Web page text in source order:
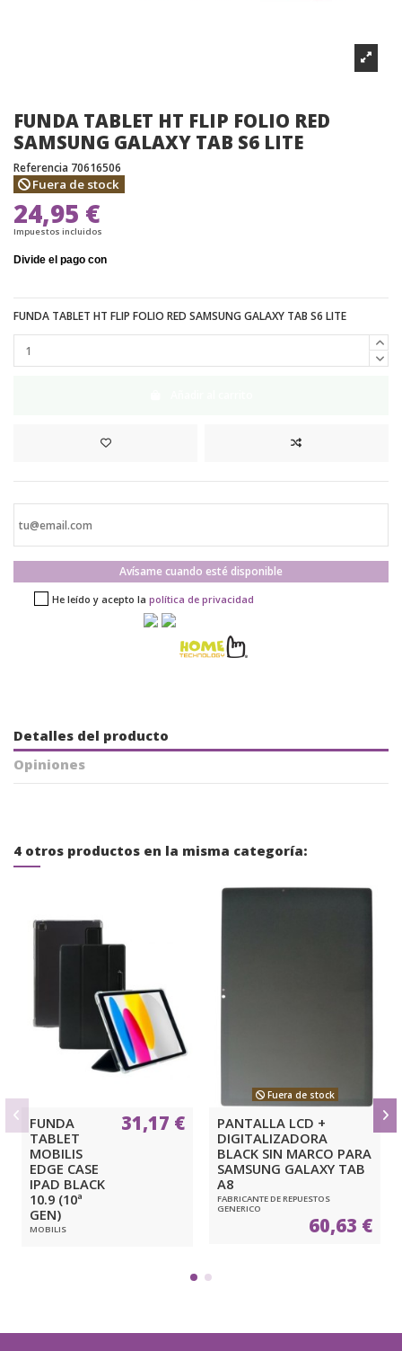
FUNDA TABLET HT FLIP FOLIO RED
SAMSUNG GALAXY TAB S6 LITE
Referencia 70616506
Fuera de stock
24,95 €
Impuestos incluidos
FUNDA TABLET HT FLIP FOLIO RED SAMSUNG GALAXY TAB S6 LITE
Avísame cuando esté disponible
He leído y acepto la política de privacidad
Detalles del producto
Opiniones
4 otros productos en la misma categoría:
FUNDA
TABLET
MOBILIS
EDGE CASE
IPAD BLACK
10.9 (10ª
GEN)
MOBILIS
31,17 €
Fuera de stock
PANTALLA LCD +
DIGITALIZADORA
BLACK SIN MARCO PARA
SAMSUNG GALAXY TAB
A8
FABRICANTE DE REPUESTOS
GENERICO
60,63 €